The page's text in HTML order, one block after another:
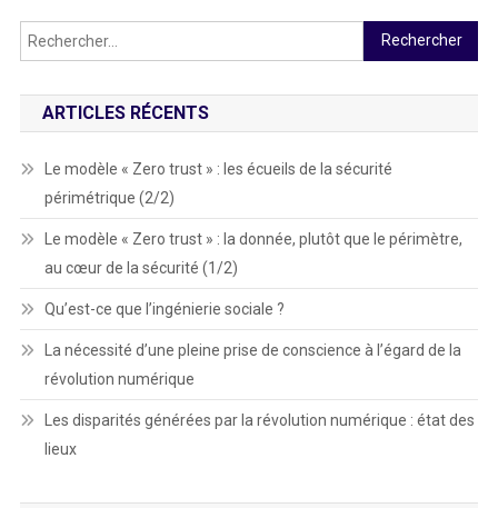
Rechercher :
ARTICLES RÉCENTS
Le modèle « Zero trust » : les écueils de la sécurité
périmétrique (2/2)
Le modèle « Zero trust » : la donnée, plutôt que le périmètre,
au cœur de la sécurité (1/2)
Qu’est-ce que l’ingénierie sociale ?
La nécessité d’une pleine prise de conscience à l’égard de la
révolution numérique
Les disparités générées par la révolution numérique : état des
lieux